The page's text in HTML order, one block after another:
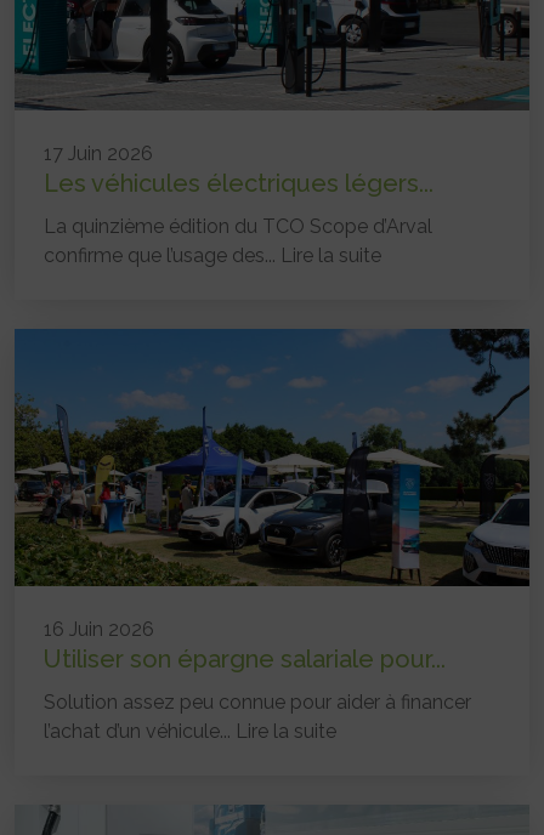
17 Juin 2026
Les véhicules électriques légers...
La quinzième édition du TCO Scope d’Arval
confirme que l’usage des... Lire la suite
16 Juin 2026
Utiliser son épargne salariale pour...
Solution assez peu connue pour aider à financer
l’achat d’un véhicule... Lire la suite